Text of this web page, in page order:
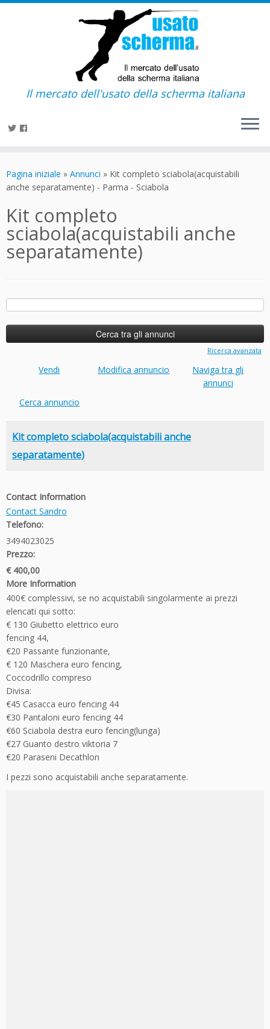
contenuto
Il mercato dell'usato della scherma italiana
Pagina iniziale » Annunci » Kit completo sciabola(acquistabili
anche separatamente) - Parma - Sciabola
Kit completo
sciabola(acquistabili anche
separatamente)
Ricerca
Ricerca avanzata
Vendi Modifica annuncio
Naviga tra gli
annunci
Cerca annuncio
Kit completo sciabola(acquistabili anche
separatamente)
Contact Information
Contact Sandro
Telefono:
3494023025
Prezzo:
€ 400,00
More Information
400€ complessivi, se no acquistabili singolarmente ai prezzi
elencati qui sotto:
€ 130 Giubetto elettrico euro
fencing 44,
€20 Passante funzionante,
€ 120 Maschera euro fencing,
Coccodrillo compreso
Divisa:
€45 Casacca euro fencing 44
€30 Pantaloni euro fencing 44
€60 Sciabola destra euro fencing(lunga)
€27 Guanto destro viktoria 7
€20 Paraseni Decathlon
I pezzi sono acquistabili anche separatamente.